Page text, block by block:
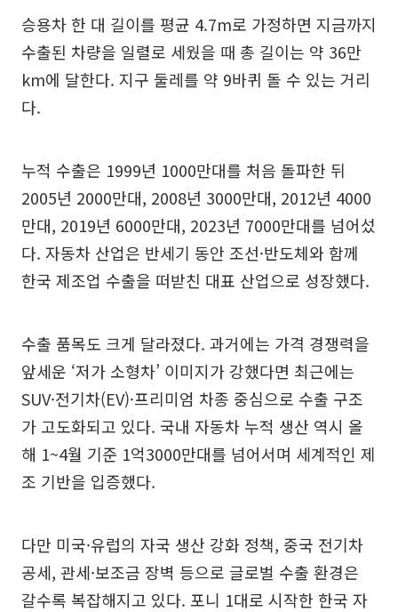
승용차 한 대 길이를 평균 4.7m로 가정하면 지금까지
수출된 차량을 일렬로 세웠을 때 총 길이는 약 36만
km에 달한다. 지구 둘레를 약 9바퀴 돌 수 있는 거리
다.
누적 수출은 1999년 1000만대를 처음 돌파한 뒤
2005년 2000만대, 2008년 3000만대, 2012년 4000
만대, 2019년 6000만대, 2023년 7000만대를 넘어섰
다. 자동차 산업은 반세기 동안 조선·반도체와 함께
한국 제조업 수출을 떠받친 대표 산업으로 성장했다.
수출 품목도 크게 달라졌다. 과거에는 가격 경쟁력을
앞세운 ‘저가 소형차’ 이미지가 강했다면 최근에는
SUV·전기차(EV)·프리미엄 차종 중심으로 수출 구조
가 고도화되고 있다. 국내 자동차 누적 생산 역시 올
해 1~4월 기준 1억3000만대를 넘어서며 세계적인 제
조 기반을 입증했다.
다만 미국·유럽의 자국 생산 강화 정책, 중국 전기차
공세, 관세·보조금 장벽 등으로 글로벌 수출 환경은
갈수록 복잡해지고 있다. 포니 1대로 시작한 한국 자